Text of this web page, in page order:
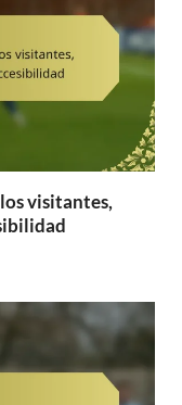
visitantes,